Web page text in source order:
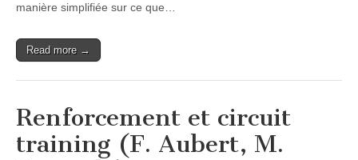
manière simplifiée sur ce que…
Read more →
Renforcement et circuit
training (F. Aubert, M.